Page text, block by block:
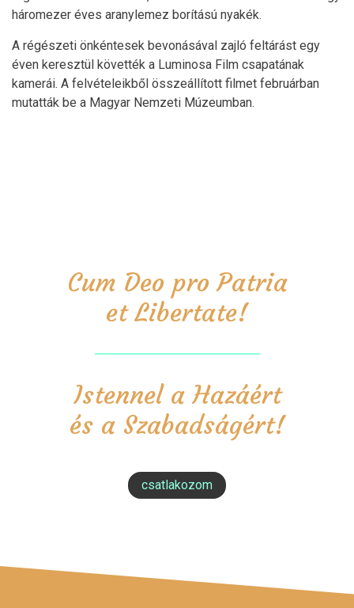
háromezer éves aranylemez borítású nyakék.
A régészeti önkéntesek bevonásával zajló feltárást egy
éven keresztül követték a Luminosa Film csapatának
kamerái. A felvételeikből összeállított filmet februárban
mutatták be a Magyar Nemzeti Múzeumban.
Cum Deo pro Patria
et Libertate!
Istennel a Hazáért
és a Szabadságért!
csatlakozom